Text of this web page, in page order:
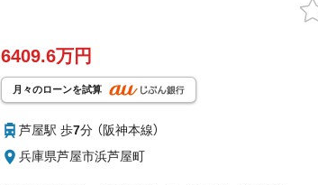
6409.6万円
月々のローンを試算
芦屋駅 歩7分 （阪神本線）
兵庫県芦屋市浜芦屋町